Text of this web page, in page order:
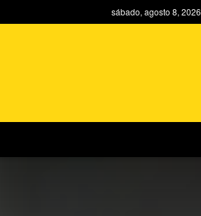
sábado, agosto 8, 2026